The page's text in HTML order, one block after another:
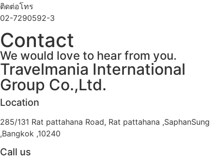
ติดต่อโทร
02-7290592-3
Contact
We would love to hear from you.
Travelmania International
Group Co.,Ltd.
Location
285/131 Rat pattahana Road, Rat pattahana ,SaphanSung
,Bangkok ,10240
Call us